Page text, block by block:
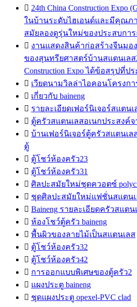
 24th China Construction Expo
ในบ้านระดับไฮเอนด์และมีคุณ
สมัยลองดูรุ่นใหม่ของประสบการ
 งานแสดงสินค้าก่อสร้างจีนมอ
ของสุนทรียศาสตร์บ้านสแตนเลส
Construction Expo ได้ข้อสรุปที่ป
 เวียดนามวิลล่าไอคอนโครงก
 เกี่ยวกับ baineng
 รายละเอียดเฟอร์นิเจอร์สแตนเ
 ตู้ครัวสแตนเลสอเนกประสงค์จ
 บ้านเฟอร์นิเจอร์ตู้ครัวสแตนเ
ตู้
 ตู้โชว์ห้องครัว23
 ตู้โชว์ห้องครัว31
 ศิลปะสมัยใหม่ชุดควอตซ์
 ชุดศิลปะสมัยใหม่แฟชั่นสแตน
 Baineng รายละเอียดครัวสแตน
 ห้องโชว์ตู้ครัว baineng
 พื้นผิวของลายไม้เป็นสแตนเลส
 ตู้โชว์ห้องครัว32
 ตู้โชว์ห้องครัว42
 การออกแบบพิเศษของตู้ครัว2
 แผงประตู baineng
 ชุดแผงประตู opexel-PVC clad